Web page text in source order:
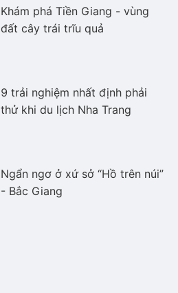
Khám phá Tiền Giang - vùng
đất cây trái trĩu quả
9 trải nghiệm nhất định phải
thử khi du lịch Nha Trang
Ngẩn ngơ ở xứ sở “Hồ trên núi”
- Bắc Giang